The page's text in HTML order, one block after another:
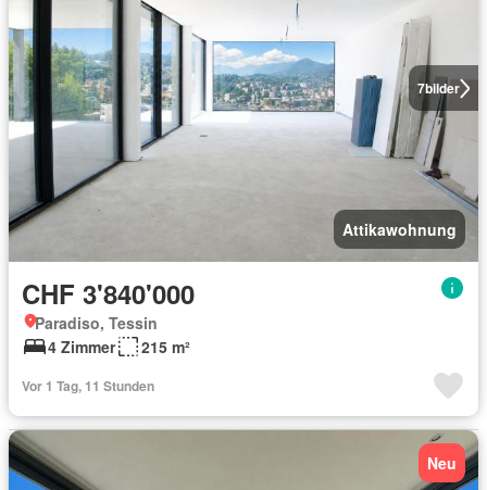
7bilder
Attikawohnung
CHF 3'840'000
Paradiso, Tessin
4 Zimmer
215 m²
Vor 1 Tag, 11 Stunden
Neu